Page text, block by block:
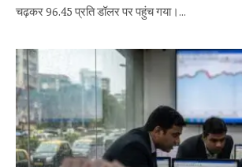
चढ़कर 96.45 प्रति डॉलर पर पहुंच गया।…